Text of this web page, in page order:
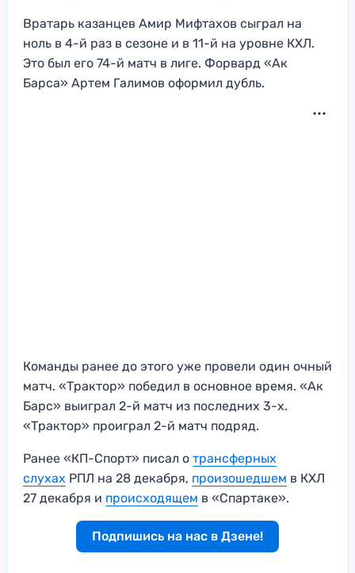
Вратарь казанцев Амир Мифтахов сыграл на
ноль в 4-й раз в сезоне и в 11-й на уровне КХЛ.
Это был его 74-й матч в лиге. Форвард «Ак
Барса» Артем Галимов оформил дубль.
Команды ранее до этого уже провели один очный
матч. «Трактор» победил в основное время. «Ак
Барс» выиграл 2-й матч из последних 3-х.
«Трактор» проиграл 2-й матч подряд.
Ранее «КП-Спорт» писал о трансферных
слухах РПЛ на 28 декабря, произошедшем в КХЛ
27 декабря и происходящем в «Спартаке».
Подпишись на нас в Дзене!